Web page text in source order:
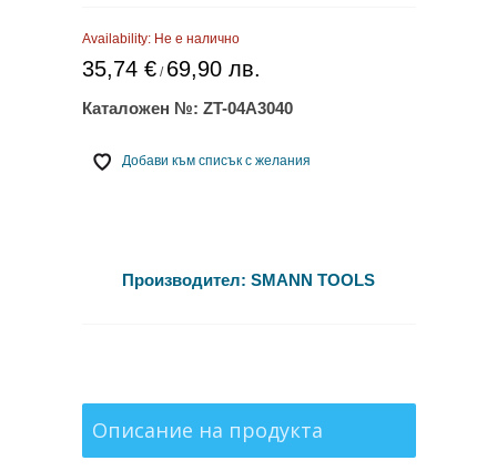
Availability: Не е налично
35,74 €/ 69,90 лв.
Каталожен №: ZT-04A3040
Добави към списък с желания
Производител: SMANN TOOLS
Описание на продукта